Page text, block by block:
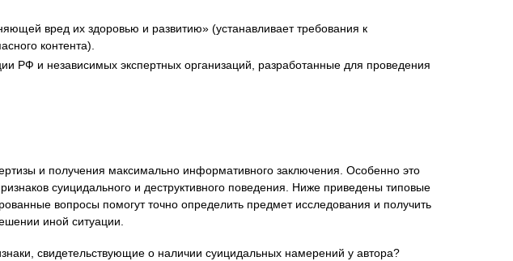
вред их здоровью и развитию» (устанавливает требования к
контента).
РФ и независимых экспертных организаций, разработанные для проведения
и получения максимально информативного заключения. Особенно это
суицидального и деструктивного поведения. Ниже приведены типовые
вопросы помогут точно определить предмет исследования и получить
иной ситуации.
свидетельствующие о наличии суицидальных намерений у автора?